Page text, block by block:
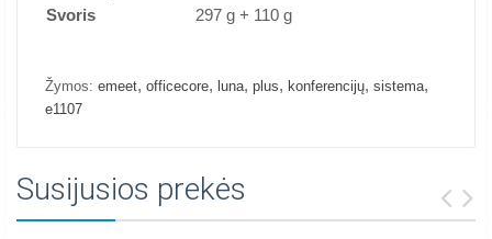
Svoris
297 g + 110 g
Žymos: emeet, officecore, luna, plus, konferencijų, sistema,
e1107
Susijusios prekės